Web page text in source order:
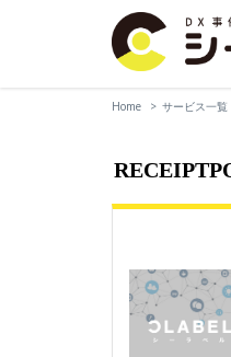
Home サービス一覧